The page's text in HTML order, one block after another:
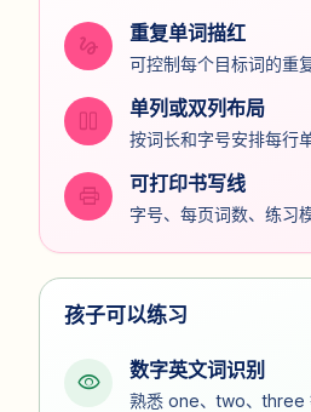
gesture 重复单词描红
可控制每个目标词的重复
view_column_2 单列或双列布局
按词长和字号安排每行
print 可打印书写线
字号、每页词数、练习
孩子可以练习
visibility 数字英文词识别
熟悉 one、two、three